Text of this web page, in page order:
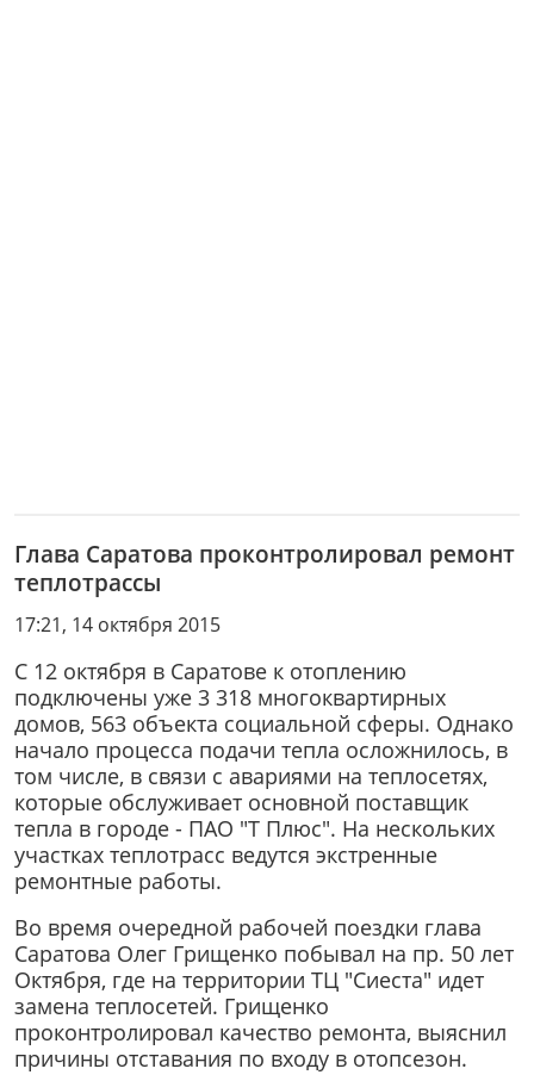
Глава Саратова проконтролировал ремонт
теплотрассы
17:21, 14 октября 2015
С 12 октября в Саратове к отоплению
подключены уже 3 318 многоквартирных
домов, 563 объекта социальной сферы. Однако
начало процесса подачи тепла осложнилось, в
том числе, в связи с авариями на теплосетях,
которые обслуживает основной поставщик
тепла в городе - ПАО "Т Плюс". На нескольких
участках теплотрасс ведутся экстренные
ремонтные работы.
Во время очередной рабочей поездки глава
Саратова Олег Грищенко побывал на пр. 50 лет
Октября, где на территории ТЦ "Сиеста" идет
замена теплосетей. Грищенко
проконтролировал качество ремонта, выяснил
причины отставания по входу в отопсезон.